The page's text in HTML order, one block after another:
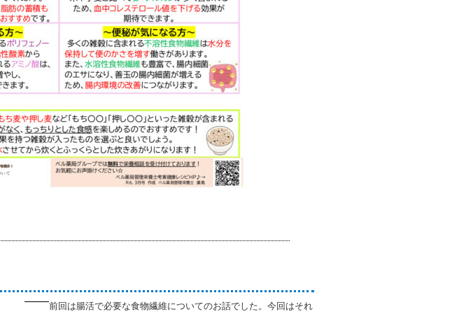
前回は腸活で必要な食物繊維についてのお話でした。今回はそれ